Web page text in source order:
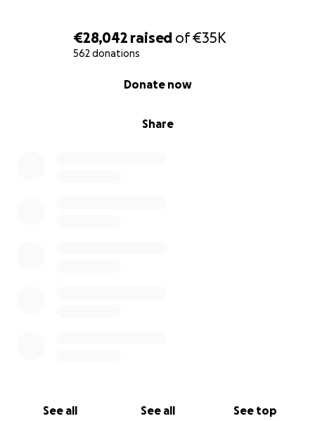
€28,042 raised of€35K
562 donations
Share
Donate now
See all See all See top